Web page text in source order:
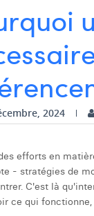
2024
efforts en
- stratégies de
C'est là
ce qui